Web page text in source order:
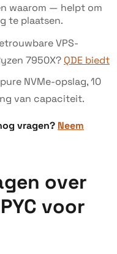
waarom — helpt om
te plaatsen.
VPS-
7950X? QDE biedt
NVMe-opslag, 10
van capaciteit.
vragen? Neem
over
voor